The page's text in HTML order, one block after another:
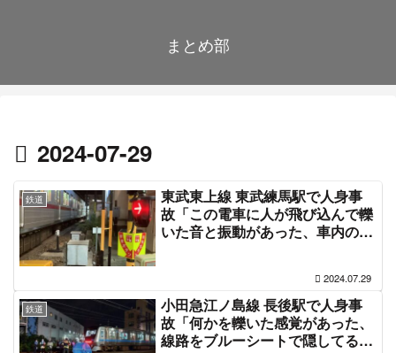
まとめ部
2024-07-29
鉄道
東武東上線 東武練馬駅で人身事
故「この電車に人が飛び込んで轢
いた音と振動があった、車内の電
いので乗客強制降車」運転見合わ
せ電車遅延 #東上線 #東上線人身
事故 7月29日
2024.07.29
鉄道
小田急江ノ島線 長後駅で人身事
故「何かを轢いた感覚があった、
線路をブルーシートで隠してる」